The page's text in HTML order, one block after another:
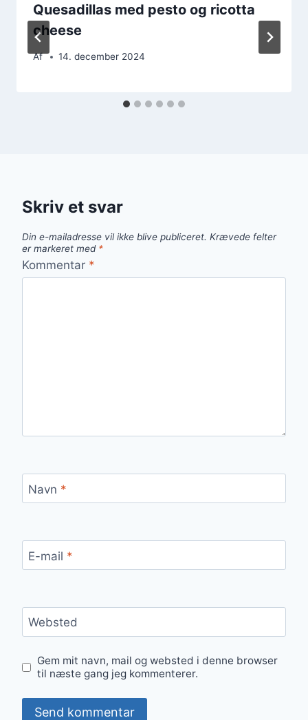
Quesadillas med pesto og ricotta
cheese
Af 14. december 2024
Skriv et svar
Din e-mailadresse vil ikke blive publiceret. Krævede felter
er markeret med *
Kommentar *
Navn *
E-mail *
Websted
Gem mit navn, mail og websted i denne browser
til næste gang jeg kommenterer.